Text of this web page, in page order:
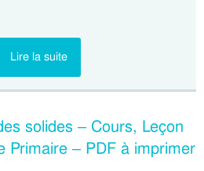
Lire la suite
solides – Cours, Leçon
Primaire – PDF à imprimer